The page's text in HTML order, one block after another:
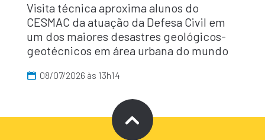
Visita técnica aproxima alunos do
CESMAC da atuação da Defesa Civil em
um dos maiores desastres geológicos-
geotécnicos em área urbana do mundo
08/07/2026 às 13h14